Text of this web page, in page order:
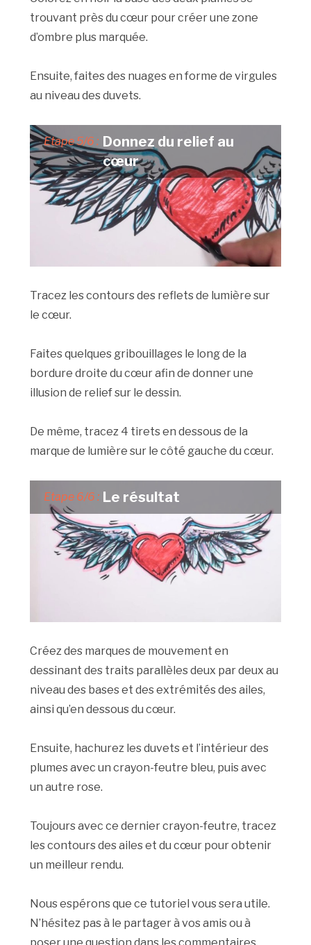
trouvant près du cœur pour créer une zone
d’ombre plus marquée.
Ensuite, faites des nuages en forme de virgules
au niveau des duvets.
Etape 5/6 : Donnez du relief au
cœur
Tracez les contours des reflets de lumière sur
le cœur.
Faites quelques gribouillages le long de la
bordure droite du cœur afin de donner une
illusion de relief sur le dessin.
De même, tracez 4 tirets en dessous de la
marque de lumière sur le côté gauche du cœur.
Etape 6/6 : Le résultat
Créez des marques de mouvement en
dessinant des traits parallèles deux par deux au
niveau des bases et des extrémités des ailes,
ainsi qu’en dessous du cœur.
Ensuite, hachurez les duvets et l’intérieur des
plumes avec un crayon-feutre bleu, puis avec
un autre rose.
Toujours avec ce dernier crayon-feutre, tracez
les contours des ailes et du cœur pour obtenir
un meilleur rendu.
Nous espérons que ce tutoriel vous sera utile.
N’hésitez pas à le partager à vos amis ou à
poser une question dans les commentaires.